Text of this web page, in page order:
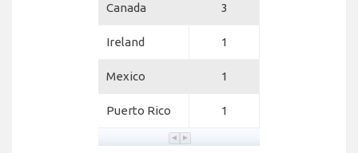
Canada 3
Ireland 1
Mexico 1
Puerto Rico 1